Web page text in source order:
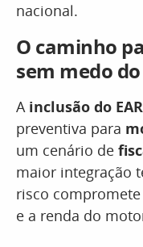
nacional.
O caminho
sem medo
A inclusão do EAR
preventiva para
um cenário de
maior integração
risco
e a renda do